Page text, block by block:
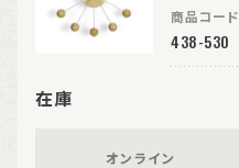
商品コード
438-530
在庫
オンライン